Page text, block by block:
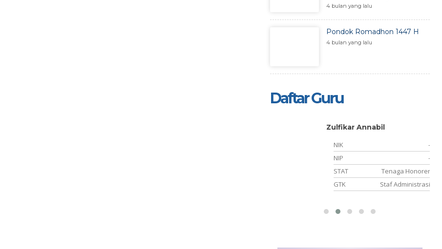
4 bulan yang lalu
Pondok Romadhon 1447 H
4 bulan yang lalu
Daftar Guru
Zulfikar Annabil
NIK
-
NIP
-
STAT
Tenaga Honorer
GTK
Staf Administrasi